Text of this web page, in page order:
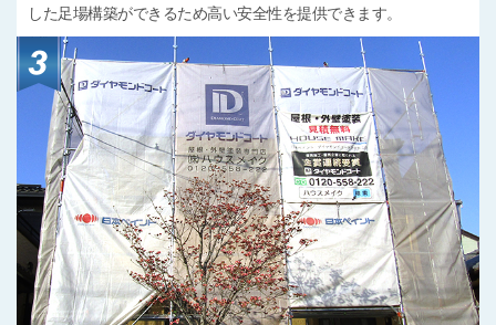
した足場構築ができるため高い安全性を提供できます。